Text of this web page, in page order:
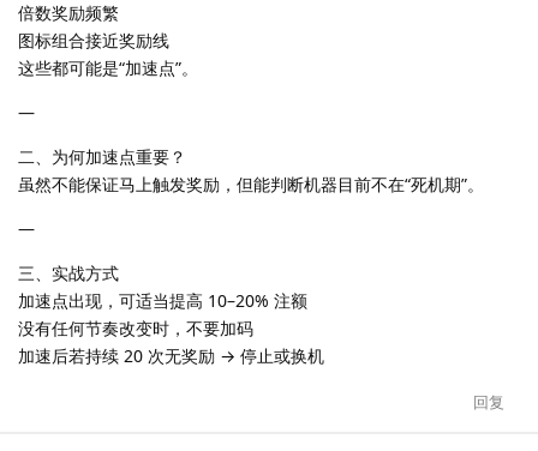
倍数奖励频繁
图标组合接近奖励线
这些都可能是“加速点”。
—
二、为何加速点重要？
虽然不能保证马上触发奖励，但能判断机器目前不在“死机期”。
—
三、实战方式
加速点出现，可适当提高 10–20% 注额
没有任何节奏改变时，不要加码
加速后若持续 20 次无奖励 → 停止或换机
回复